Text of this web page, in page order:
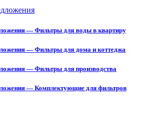
— Фильтры для воды в квартиру
— Фильтры для дома и коттеджа
— Фильтры для производства
— Комплектующие для фильтров